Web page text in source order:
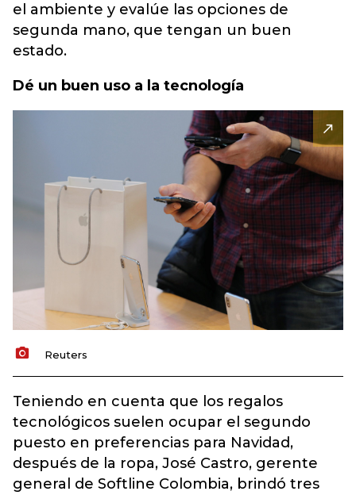
el ambiente y evalúe las opciones de
segunda mano, que tengan un buen
estado.
Dé un buen uso a la tecnología
Reuters
Teniendo en cuenta que los regalos
tecnológicos suelen ocupar el segundo
puesto en preferencias para Navidad,
después de la ropa, José Castro, gerente
general de Softline Colombia, brindó tres